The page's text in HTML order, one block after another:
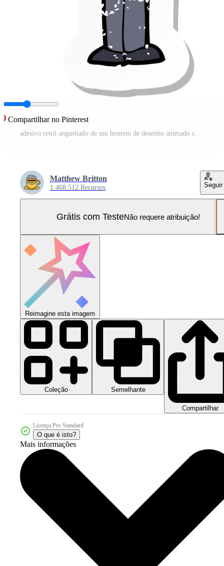
Compartilhar no Pinterest
adesivo retrô angustiado de um homem de desenho animado com cérebro grande Vetor Pro e SVG Pro
Matthew Britton
1.468.512 Recursos Seguir
Grátis com TesteNão requere atribuição!
Reimagine esta imagem
Coleção Semelhante
Compartilhar
Licença Pro Standard
O que é isto?
Mais informações